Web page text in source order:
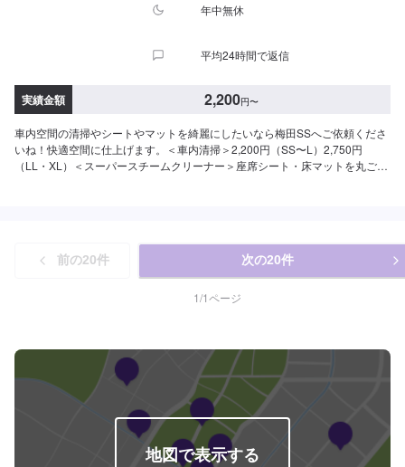
年中無休
平均24時間で返信
実績金額 2,200円〜
車内空間の清掃やシートやマットを綺麗にしたいなら梅田SSへご依頼くださ
いね！快適空間に仕上げます。＜車内清掃＞2,200円（SS〜L）2,750円
（LL・XL）＜スーパースチームクリーナー＞座席シート・床マットを丸ごと
前の20件 次の20件
1/1ページ
地図で表示する